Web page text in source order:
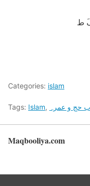
ط
Categories: islam
Tags: Islam, حج و عمرہ
Maqbooliya.com